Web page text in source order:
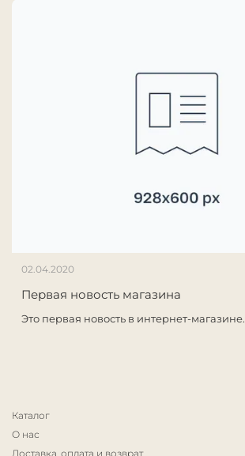
Первая новость магазина
Это первая новость в интернет-магазине.
02.04.2020
Каталог
О нас
Доставка, оплата и возврат